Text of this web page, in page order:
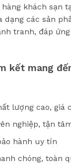
khách sạn
dạng các sản
tranh, đáp
kết mang
lượng cao, giá
nghiệp, tận
hành uy tín
chóng, toàn